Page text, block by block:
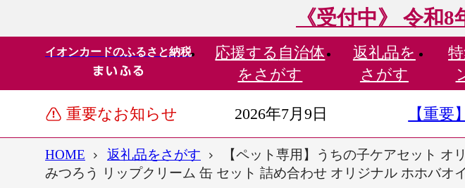
《受付中》 令和
イオンカードのふるさと納税 応援する 自治体
をさがす
返礼品を
さがす
特
重要なお知らせ 2026年7月9日 【重
HOME 返礼品をさがす
【ペット専用】うちの子ケアセット
みつろう リップクリーム 缶 セット 詰め合わせ オリジナル ホホバオ